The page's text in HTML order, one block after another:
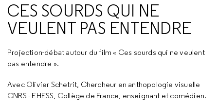
CES SOURDS QUI NE
VEULENT PAS ENTENDRE
Projection-débat autour du film « Ces sourds qui ne veulent
pas entendre ».
Avec Olivier Schetrit, Chercheur en anthopologie visuelle
CNRS - EHESS, Collège de France, enseignant et comédien.